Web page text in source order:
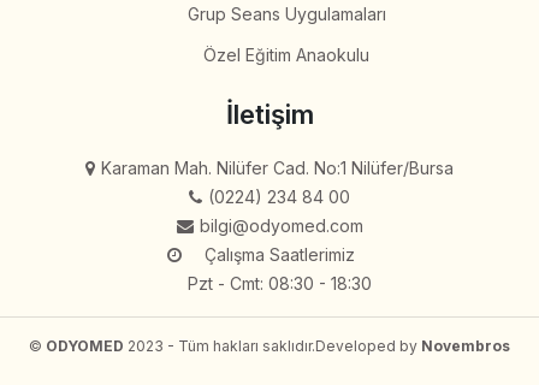
Grup Seans Uygulamaları
Özel Eğitim Anaokulu
İletişim
Karaman Mah. Nilüfer Cad. No:1 Nilüfer/Bursa
(0224) 234 84 00
bilgi@odyomed.com
Çalışma Saatlerimiz
Pzt - Cmt: 08:30 - 18:30
© ODYOMED 2023 - Tüm hakları saklıdır.Developed by Novembros